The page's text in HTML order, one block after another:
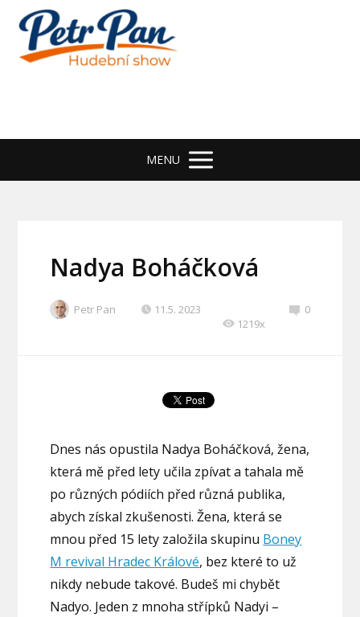
MENU
Nadya Boháčková
Petr Pan 11.5. 2023
0
1219x
Dnes nás opustila Nadya Boháčková, žena,
která mě před lety učila zpívat a tahala mě
po různých pódiích před různá publika,
abych získal zkušenosti. Žena, která se
mnou před 15 lety založila skupinu Boney
M revival Hradec Králové, bez které to už
nikdy nebude takové. Budeš mi chybět
Nadyo. Jeden z mnoha střípků Nadyi –